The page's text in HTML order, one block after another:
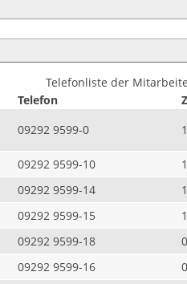
Telefonliste der
Telefon
09292 9599-0
09292 9599-10
09292 9599-14
09292 9599-15
09292 9599-18
09292 9599-16